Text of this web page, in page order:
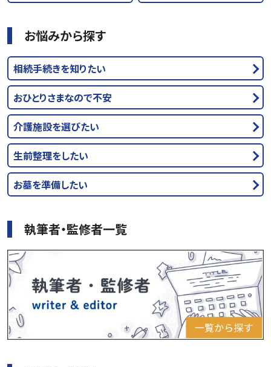
お悩みから探す
相続手続きを知りたい
おひとりさまなので不安
介護施設を選びたい
生前整理をしたい
お墓を準備したい
執筆者・監修者一覧